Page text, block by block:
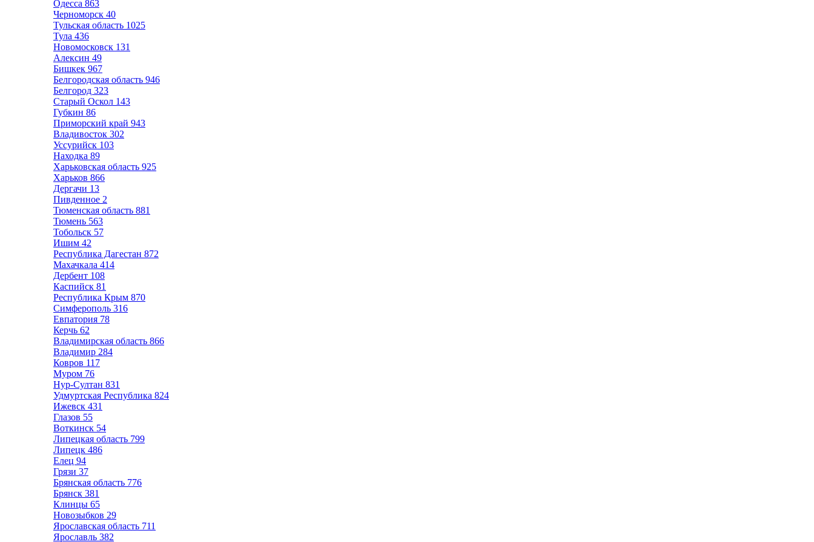
Одесса 863
Черноморск 40
Тульская область 1025
Тула 436
Новомосковск 131
Алексин 49
Бишкек 967
Белгородская область 946
Белгород 323
Старый Оскол 143
Губкин 86
Приморский край 943
Владивосток 302
Уссурийск 103
Находка 89
Харьковская область 925
Харьков 866
Дергачи 13
Пивденное 2
Тюменская область 881
Тюмень 563
Тобольск 57
Ишим 42
Республика Дагестан 872
Махачкала 414
Дербент 108
Каспийск 81
Республика Крым 870
Симферополь 316
Евпатория 78
Керчь 62
Владимирская область 866
Владимир 284
Ковров 117
Муром 76
Нур-Султан 831
Удмуртская Республика 824
Ижевск 431
Глазов 55
Воткинск 54
Липецкая область 799
Липецк 486
Елец 94
Грязи 37
Брянская область 776
Брянск 381
Клинцы 65
Новозыбков 29
Ярославская область 711
Ярославль 382